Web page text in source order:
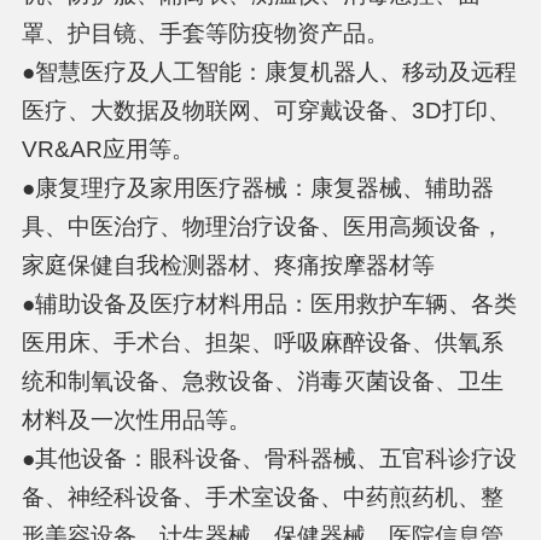
罩、护目镜、手套等防疫物资产品。
●智慧医疗及人工智能：康复机器人、移动及远程
医疗、大数据及物联网、可穿戴设备、3D打印、
VR&AR应用等。
●康复理疗及家用医疗器械：康复器械、辅助器
具、中医治疗、物理治疗设备、医用高频设备，
家庭保健自我检测器材、疼痛按摩器材等
●辅助设备及医疗材料用品：医用救护车辆、各类
医用床、手术台、担架、呼吸麻醉设备、供氧系
统和制氧设备、急救设备、消毒灭菌设备、卫生
材料及一次性用品等。
●其他设备：眼科设备、骨科器械、五官科诊疗设
备、神经科设备、手术室设备、中药煎药机、整